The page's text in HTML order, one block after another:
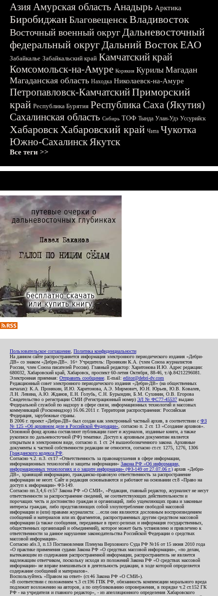
АзияАмурская область Анадырь Арктика
БиробиджанБлаговещенскВладивосток
Восточный военный округДальневосточный
федеральный округДальний ВостокЕАО
Забайкалье Забайкальский край Камчатский край
Комсомольск-на-Амуре Корякия Курилы Магадан
Магаданская область Находка Николаевск-на-Амуре
Петропавловск-КамчатскийПриморский
край Республика Бурятия Республика Саха (Якутия)
Сахалинская область Сибирь ТОФ Тында Улан-Удэ Уссурийск
ХабаровскХабаровский край Чита Чукотка
Южно-СахалинскЯкутск
Все теги >>
Пользовательское соглашение Политика конфиденциальности
На данном сайте распространяется информация электронного периодического издания «Дебри-
ДВ» со знаком «Дебри-ДВ». 16+ Учредитель: Пронякин К.А. (член Союза журналистов
России, член Союза писателей России). Главный редактор: Харитонова И.Ю. Адрес редакции:
680032, Хабаровский край, Хабаровск, проспект 60-летия Октября, 88-46, т./ф.84212296081.
Электронная приемная: Отправить сообщение . E-mail: editor@debri-dv.com
Редакционный совет электронного периодического издания «Дебри-ДВ» (на общественных
началах): К.А. Пронякин, И.Ю. Харитонова, А.Э. Мирмович, Ю.Н. Юрьев, Ю.В. Ковалев,
Л.Н. Левина, А.Ю. Жданов, Е.Н. Голубь, С.Н. Бурындин, Б.М. Сухинин, О.В. Егорова
Свидетельство о регистрации СМИ (Регистрационный номер) ЭЛ № ФС77-45537 выдано
Федеральной службой по надзору в сфере связи, информационных технологий и массовых
коммуникаций (Роскомнадзор) 16.06.2011 г. Территория распространения: Российская
Федерация, зарубежные страны.
В 2006 г. проект «Дебри-ДВ» был создан как электронный частный архив, в соответствии с ФЗ
№ 125 «Об архивном деле в Российской Федерации» , согласно п. 2 ст. 13 «Создание архивов».
Основной фонд архива составляют публикации газет и журналов, изданные книги, а также
рукописи по дальневосточной (РФ) тематике. Доступ к архивным документам является
открытым в электронном виде, согласно п. 1 ст. 24 вышеобозначенного закона. Архивные
документы к частной собственности редакции не относятся, согласно ст.ст. 1275, 1276, 1306
Гражданского кодекса РФ
Согласно ч.2. п.3. ст.17 «Ответственность за правонарушения в сфере информации,
информационных технологий и защиты информации» Закона РФ «Об информации,
информационных технологиях и о защите информации» (ФЗ-149 от 27.07.06 г.) архив «Дебри-
ДВ», хранящий информацию, гражданско-правовую ответственность за распространение
информации не несет. Сайт и редакция основываются и работают на основании ст.8 «Право на
доступ к информации» ФЗ-149.
Согласно пп.3,4,6 ст.57 Закона РФ «О СМИ», «Редакция, главный редактор, журналист не несут
ответственности за распространение сведений, не соответствующих действительности и
порочащих честь и достоинство граждан и организаций, либо ущемляющих права и законные
интересы граждан, либо представляющих собой злоупотребление свободой массовой
информации и (или) правами журналиста: ...если они являются дословным воспроизведением
сообщений и материалов или их фрагментов, распространенных другим средством массовой
информации (а также сообщения, переданные в пресс-релизах и информация государственных,
общественных организаций и объединений), которое может быть установлено и привлечено к
ответственности за данное нарушение законодательства Российской Федерации о средствах
массовой информации».
Согласно абз.3, п.13 Постановления Пленума Верховного Суда РФ №16 от 15 июня 2010 года
«О практике применения судами Закона РФ «О средствах массовой информации», «по делам,
вытекающим из содержания распространенной информации, распространитель не является
надлежащим ответчиком, поскольку исходя из положений Закона РФ «О средствах массовой
информации» не вправе вмешиваться в деятельность редакции, в ходе которой определяется
содержание сообщений и материалов».
Воспользуйтесь «Правом на ответ» (ст.46 Закона РФ «О СМИ»).
«В соответствии с положением ч.3 ст.196 ГПК РФ, обязанность компенсации морального вреда
подлежит возложению на авторов, а по опубликованию опровержения, в порядке ч.2 ст.152 ГК
РФ - на учредителя и главного редактор», - из апелляционного определения Хабаровского